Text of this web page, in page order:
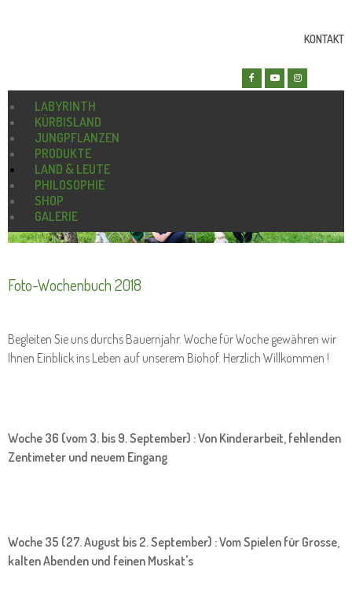
KONTAKT
LABYRINTH
KÜRBISLAND
JUNGPFLANZEN
PRODUKTE
LAND & LEUTE
PHILOSOPHIE
SHOP
GALERIE
Foto-Wochenbuch 2018
Begleiten Sie uns durchs Bauernjahr. Woche für Woche gewähren wir
Ihnen Einblick ins Leben auf unserem Biohof. Herzlich Willkommen !
Woche 36 (vom 3. bis 9. September) : Von Kinderarbeit, fehlenden
Zentimeter und neuem Eingang
Woche 35 (27. August bis 2. September) : Vom Spielen für Grosse,
kalten Abenden und feinen Muskat's